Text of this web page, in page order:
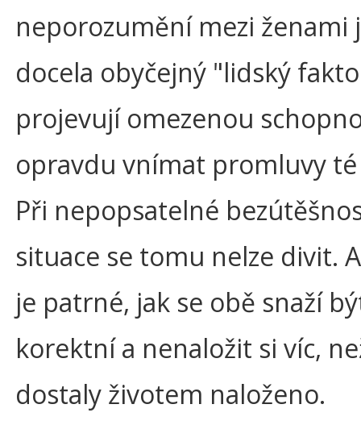
neporozumění mezi ženami
docela obyčejný "lidský
projevují omezenou
opravdu vnímat promluvy
Při nepopsatelné
situace se tomu nelze divit.
je patrné, jak se obě snaží
korektní a nenaložit si víc,
dostaly životem naloženo.